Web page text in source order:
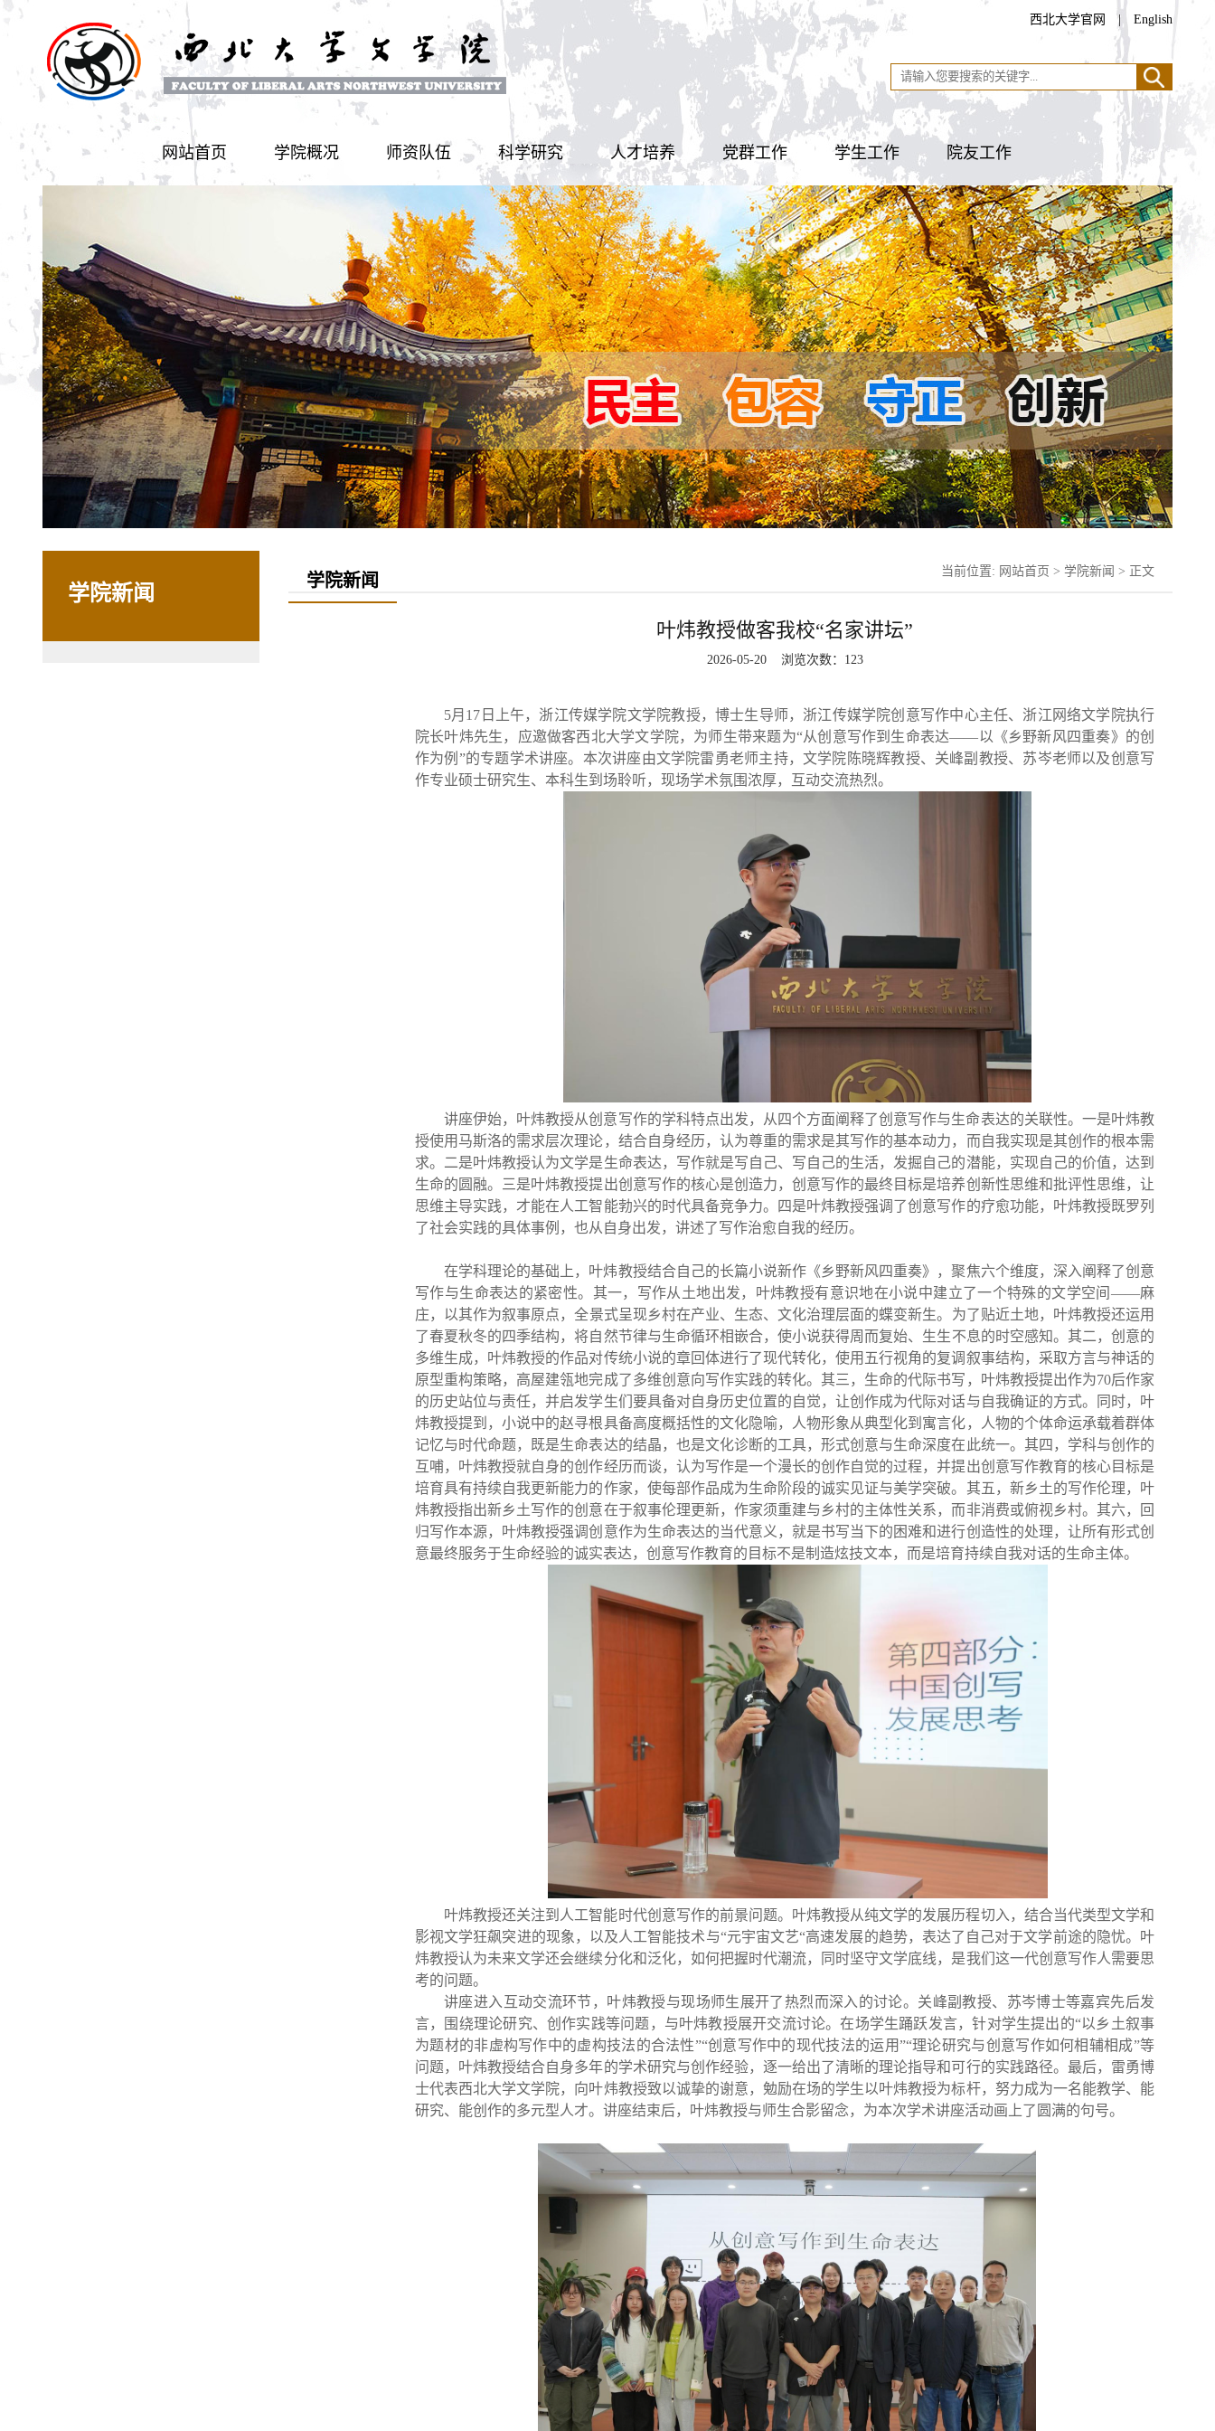
西北大学官网 | English
网站首页 学院概况 师资队伍 科学研究 人才培养 党群工作 学生工作 院友工作
学院新闻
学院新闻 当前位置: 网站首页 > 学院新闻 > 正文
叶炜教授做客我校“名家讲坛”
2026-05-20 浏览次数： 123
5月17日上午，浙江传媒学院文学院教授，博士生导师，浙江传媒学院创意写作中心主任、浙江网络文学院执行
院长叶炜先生，应邀做客西北大学文学院，为师生带来题为“从创意写作到生命表达——以《乡野新风四重奏》的创
作为例”的专题学术讲座。本次讲座由文学院雷勇老师主持，文学院 陈晓辉教授、关峰副教授、苏岑老师以及创意写
作专业硕士研究生、本科生到场聆听，现场学术氛围浓厚，互动交流热烈。
讲座伊始，叶炜教授从创意写作的学科特点出发，从四个方面阐释了创意写作与生命表达的关联性。一是叶炜教
授使用马斯洛的需求层次理论，结合自身经历， 认为尊重的需求是其写作的基本动力，而自我实现是其创作的根本需
求。二是叶炜教授认为文学是生命表达，写作就是写自己、写自己的生活，发掘自己的潜能，实现自己的价值，达到
生命的圆融。三是叶炜教授提出创意写作的核心是创造力，创意写作的最终目标是培养创新性思维和批评性思维，让
思维主导实践，才能在人工智能勃兴的时代具备竞争力。四是叶炜教授强调了创意写作的疗愈功能，叶炜教授既罗列
了社会实践的具体事例，也从自身出发，讲述了写作治愈自我的经历。
在学科理论的基础上，叶炜教授结合自己的长篇小说新作《乡野新风四重奏》，聚焦六个维度，深入阐释了创意
写作与生命表达的紧密性。其一，写作从土地出发，叶炜教授有意识地在小说中建立了一个特殊的文学空间 ——麻
庄， 以其作为叙事原点，全景式呈现乡村在产业、生态、文化治理层面的蝶变新生。为了贴近土地， 叶炜教授还运用
了春夏秋冬的四季结构 ，将自然节律与生命循环相嵌合，使小说获得周而复始、生生不息的时空感知。其二，创意的
多维生成，叶炜教授的作品对传统小说的章回体进行了现代转化，使用五行视角的复调叙事结构，采取方言与神话的
原型重构策略，高屋建瓴地完成了多维创意向写作实践的转化。其三，生命的代际书写，叶炜教授提出作为70后作家
的历史站位与责任，并启发学生们要具备对自身历史位置的自觉，让创作成为代际对话与自我确证的方式。同时，叶
炜教授提到，小说中的赵寻根具备高度概括性的文化隐喻，
人物形象从典型化到寓言化 ，人物的个体命运承载着群体
记忆与时代命题，既是生命表达的结晶，也是文化诊断的工具，形式创意与生命深度在此统一。其四，学科与创作的
互哺，叶炜教授就自身的创作经历而谈，认为写作是一个漫长的创作自觉的过程，并提出创意写作教育的核心目标是
培育具有持续自我更新能力的作家，使每部作品成为生命阶段的诚实见证与美学突破。其五，新乡土的写作伦理，叶
炜教授指出新乡土写作的创意在于叙事伦理更新，作家须重建与乡村的主体性关系，而非消费或俯视乡村。 其六，回
归写作本源，叶炜教授强调创意作为生命表达的当代意义，就是书写当下的困难和进行创造性的处理，让所有形式创
意最终服务于生命经验的诚实表达，创意写作教育的目标不是制造炫技文本，而是培育持续自我对话的生命主体。
叶炜教授还关注到人工智能时代创意写作的前景问题。叶炜教授从纯文学的发展历程切入，结合当代类型文学和
影视文学狂飙突进的现象，以及人工智能技术与“元宇宙文艺“高速发展的趋势，表达了自己对于文学前途的隐忧。叶
炜教授认为未来文学还会继续分化和泛化，如何把握时代潮流，同时坚守文学底线，是我们这一代创意写作人需要思
考的问题。
讲座进入互动交流环节，叶炜教授与现场师生展开了热烈而深入的讨论。关峰副教授、苏岑博士等嘉宾先后发
言，围绕理论研究、创作实践等问题，与叶炜教授展开交流讨论。在场学生踊跃发言，针对学生提出的“以乡土叙事
为题材的非虚构写作中的虚构技法的合法性”“创意写作中的现代技法的运用”“理论研究与创意写作如何相辅相成”等
问题，叶炜教授结合自身多年的学术研究与创作经验，逐一给出了清晰的理论指导和可行的实践路径。最后，雷勇博
士代表西北大学文学院，向叶炜教授致以诚挚的谢意，勉励在场的学生以叶炜教授为标杆，努力成为一名能教学、能
研究、能创作的多元型人才。讲座结束后，叶炜教授与师生合影留念，为本次学术讲座活动画上了圆满的句号。